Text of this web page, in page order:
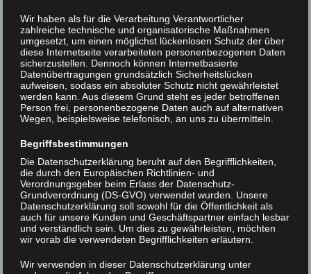
IMGP3059
Beitrags-
Navigation
< IMGP3061 IMGP2767 >
Wir haben als für die Verarbeitung Verantwortlicher
zahlreiche technische und organisatorische Maßnahmen
umgesetzt, um einen möglichst lückenlosen Schutz der über
diese Internetseite verarbeiteten personenbezogenen Daten
sicherzustellen. Dennoch können Internetbasierte
Datenübertragungen grundsätzlich Sicherheitslücken
aufweisen, sodass ein absoluter Schutz nicht gewährleistet
werden kann. Aus diesem Grund steht es jeder betroffenen
Person frei, personenbezogene Daten auch auf alternativen
Wegen, beispielsweise telefonisch, an uns zu übermitteln.
Begriffsbestimmungen
Die Datenschutzerklärung beruht auf den Begrifflichkeiten,
die durch den Europäischen Richtlinien- und
Verordnungsgeber beim Erlass der Datenschutz-
Grundverordnung (DS-GVO) verwendet wurden. Unsere
Datenschutzerklärung soll sowohl für die Öffentlichkeit als
auch für unsere Kunden und Geschäftspartner einfach lesbar
und verständlich sein. Um dies zu gewährleisten, möchten
wir vorab die verwendeten Begrifflichkeiten erläutern.
Wir verwenden in dieser Datenschutzerklärung unter